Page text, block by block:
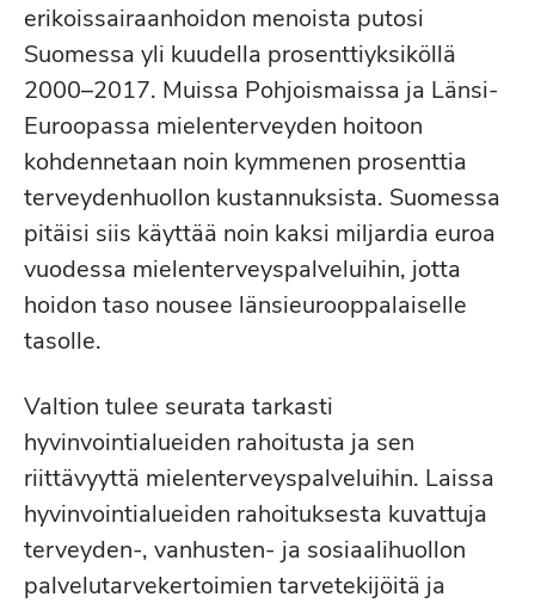
erikoissairaanhoidon menoista putosi
Suomessa yli kuudella prosenttiyksiköllä
2000–2017. Muissa Pohjoismaissa ja Länsi-
Euroopassa mielenterveyden hoitoon
kohdennetaan noin kymmenen prosenttia
terveydenhuollon kustannuksista. Suomessa
pitäisi siis käyttää noin kaksi miljardia euroa
vuodessa mielenterveyspalveluihin, jotta
hoidon taso nousee länsieurooppalaiselle
tasolle.
Valtion tulee seurata tarkasti
hyvinvointialueiden rahoitusta ja sen
riittävyyttä mielenterveyspalveluihin. Laissa
hyvinvointialueiden rahoituksesta kuvattuja
terveyden-, vanhusten- ja sosiaalihuollon
palvelutarvekertoimien tarvetekijöitä ja